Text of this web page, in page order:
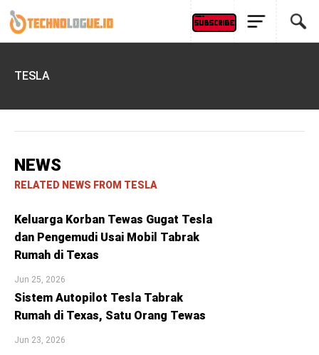
TESLA
NEWS
RELATED NEWS FROM TESLA
Keluarga Korban Tewas Gugat Tesla
dan Pengemudi Usai Mobil Tabrak
Rumah di Texas
Jun 25, 2026
Sistem Autopilot Tesla Tabrak
Rumah di Texas, Satu Orang Tewas
Jun 23, 2026